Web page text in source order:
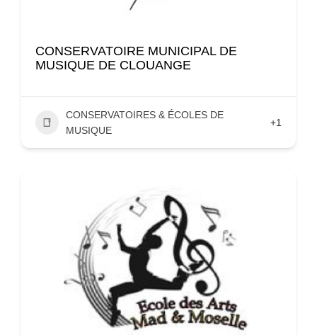
CONSERVATOIRE MUNICIPAL DE
MUSIQUE DE CLOUANGE
CONSERVATOIRES & ÉCOLES DE
MUSIQUE
+1